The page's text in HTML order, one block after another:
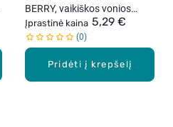
Pridėti į krepšelį
BERRY, vaikiškos vonios
putos, 200 ml
Įprastinė kaina 5,29 €
0